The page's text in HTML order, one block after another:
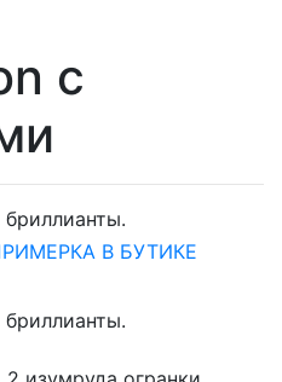
с
В БУТИКЕ